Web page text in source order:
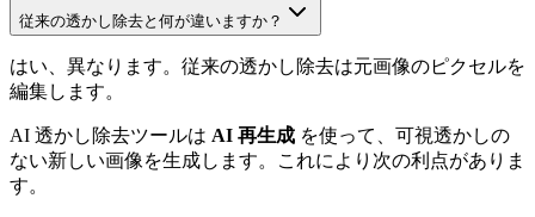
従来の透かし除去と何が違いますか？
はい、異なります。従来の透かし除去は元画像のピクセルを
編集します。
AI 透かし除去ツールは AI 再生成 を使って、可視透かしの
ない新しい画像を生成します。これにより次の利点がありま
す。